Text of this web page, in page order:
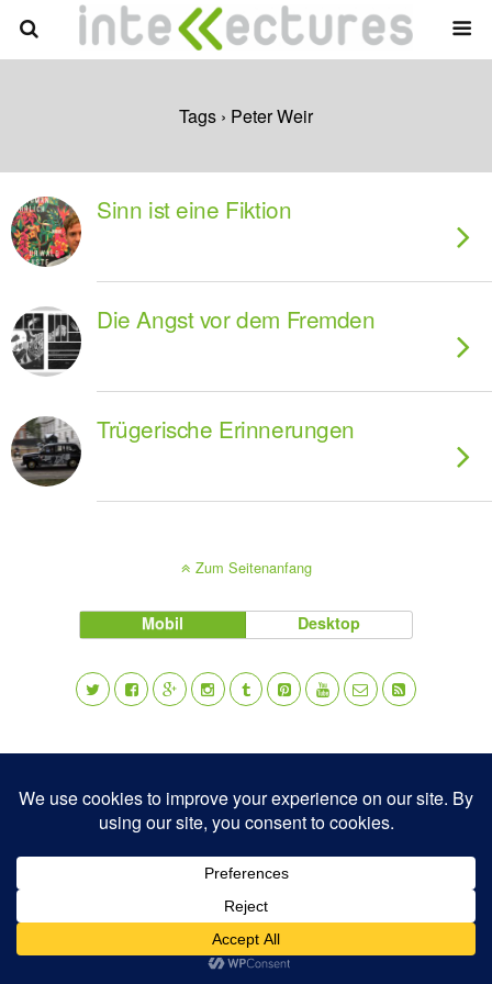
Tags › Peter Weir
Sinn ist eine Fiktion
Die Angst vor dem Fremden
Trügerische Erinnerungen
Zum Seitenanfang
Mobil Desktop